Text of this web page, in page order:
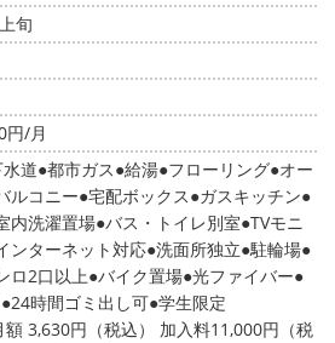
旬
円/月
道 都市ガス 給湯 フローリング オー
ルコニー 宅配ボックス ガスキッチン
内洗濯置場 バス・トイレ別室 TVモニ
ンターネット対応 洗面所独立 駐輪場
ロ2口以上 バイク置場 光ファイバー
24時間ゴミ出し可 学生限定
額 3,630円（税込） 加入料11,000円（税